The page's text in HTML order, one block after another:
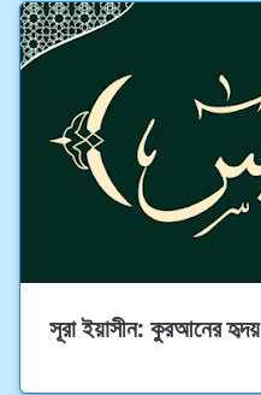
সূরা ইয়াসীন: কুরআনের হৃদয়